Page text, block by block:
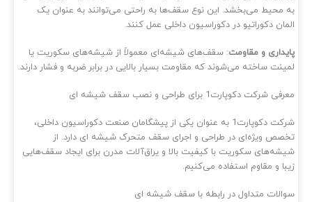
محیط می‌بخشد. این نوع سقف‌ها به راحتی می‌توانند به عنوان یک
دکوراتیو در دکوراسیون داخلی عمل کنند.
و مقاومت: سقف‌های شیشه‌ای معمولاً از شیشه‌های سکوریت یا
ساخته می‌شوند که مقاومت بسیار بالایی در برابر ضربه و فشار دارند.
شرکت دکوپارت1 برای طراحی و نصب سقف شیشه ای
شرکت دکوپارت1 به عنوان یکی از پیشگامان صنعت دکوراسیون داخلی،
ویژه‌ای در طراحی و اجرای سقف‌ متحرک شیشه‌ ای دارد. از
سکوریت با کیفیت بالا و یراق‌آلات مدرن برای ایجاد سقف‌هایی
و مقاوم استفاده می‌کنیم.
متداول در رابطه با سقف شیشه‌ ای